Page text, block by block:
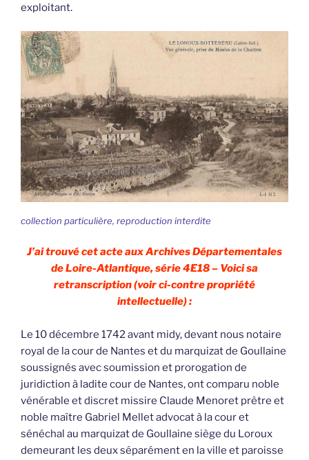
exploitant.
collection particulière, reproduction interdite
J’ai trouvé cet acte aux Archives Départementales
de Loire-Atlantique, série 4E18 – Voici sa
retranscription (voir ci-contre propriété
intellectuelle) :
Le 10 décembre 1742 avant midy, devant nous notaire
royal de la cour de Nantes et du marquizat de Goullaine
soussignés avec soumission et prorogation de
juridiction à ladite cour de Nantes, ont comparu noble
vénérable et discret missire Claude Menoret prêtre et
noble maître Gabriel Mellet advocat à la cour et
sénéchal au marquizat de Goullaine siège du Loroux
demeurant les deux séparément en la ville et paroisse